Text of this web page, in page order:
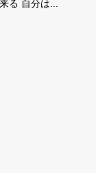
る 自分は...